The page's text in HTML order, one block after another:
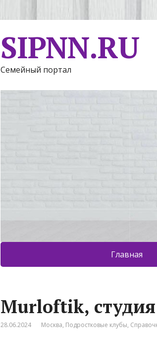
SIPNN.RU
Семейный портал
Главная
Murloftik,
28.06.2024 Москва, Подростковые клубы,